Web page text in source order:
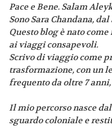
Pace e Bene. Salam
Sono Sara Chandana, dal
Questo blog è nato
ai viaggi consapevoli.
Scrivo di viaggio come
trasformazione, con un
frequento da oltre 7 anni,
Il mio percorso nasce
sguardo coloniale e